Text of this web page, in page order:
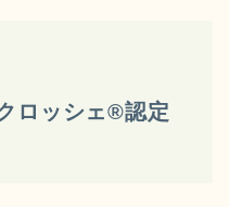
ロッシェ®️認定